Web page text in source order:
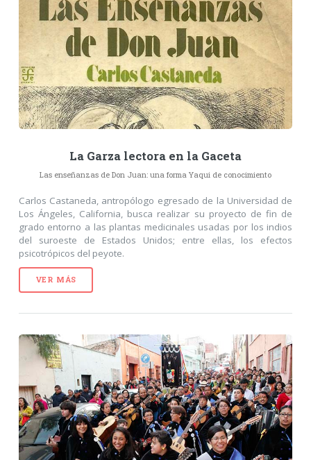
La Garza lectora en la Gaceta
Las enseñanzas de Don Juan: una forma Yaqui de conocimiento
Carlos Castaneda, antropólogo egresado de la Universidad de
Los Ángeles, California, busca realizar su proyecto de fin de
grado entorno a las plantas medicinales usadas por los indios
del suroeste de Estados Unidos; entre ellas, los efectos
psicotrópicos del peyote.
VER MÁS